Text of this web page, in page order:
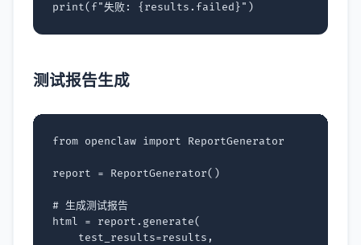
print( f"失败: { results . failed }" )
测试报告生成
from openclaw import ReportGenerator
report = ReportGenerator()
# 生成测试报告
html
= report . generate(
test_results=results ,